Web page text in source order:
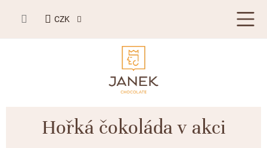
CZK
NÁKUPNÍ
KOŠÍK
BESTSELLERY
Hořká čokoláda v akci